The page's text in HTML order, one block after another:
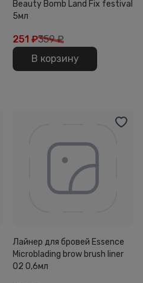
Beauty Bomb Land Fix festival
5мл
251 ₽359 ₽
В корзину
Лайнер для бровей Essence
Microblading brow brush liner
02 0,6мл